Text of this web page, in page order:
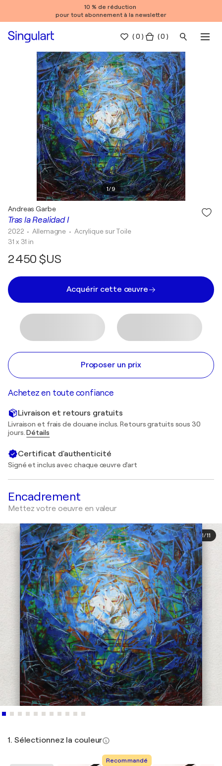
10 % de réduction
pour tout abonnement à la newsletter
(0 ) ( 0 )
1/9
Tras la Realidad I
Andreas Garbe
2022 • Allemagne • Acrylique sur Toile
31 x 31 in
2 450 $US
Acquérir cette œuvre
Proposer un prix
Achetez en toute confiance
Livraison et retours gratuits
Livraison et frais de douane inclus. Retours gratuits sous 30
jours.Détails
Certificat d'authenticité
Signé et inclus avec chaque œuvre d'art
Encadrement
Mettez votre oeuvre en valeur
1/11
1. Sélectionnez la couleur
Recommandé